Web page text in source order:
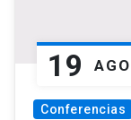
19 AGO
Conferencias